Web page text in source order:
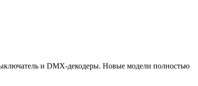
и DMX-декодеры. Новые модели полностью